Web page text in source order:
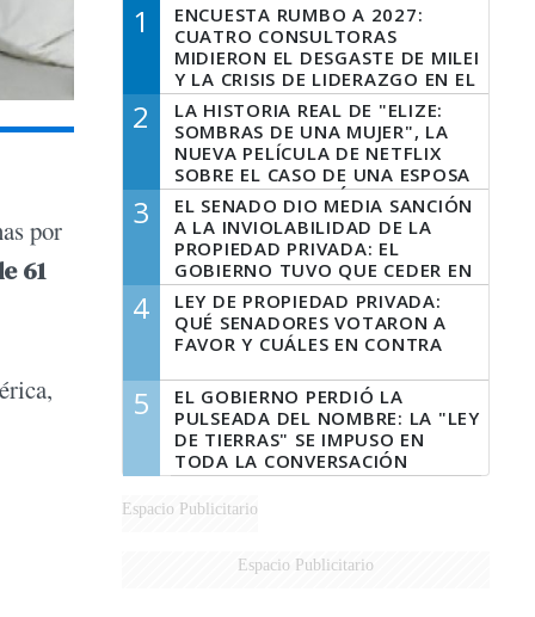
por
61
1
ENCUESTA RUMBO A 2027:
CUATRO CONSULTORAS
MIDIERON EL DESGASTE DE MILEI
Y LA CRISIS DE LIDERAZGO EN EL
PERONISMO
2
LA HISTORIA REAL DE "ELIZE:
SOMBRAS DE UNA MUJER", LA
NUEVA PELÍCULA DE NETFLIX
SOBRE EL CASO DE UNA ESPOSA
QUE DESCUARTIZÓ A SU
MARIDO
3
EL SENADO DIO MEDIA SANCIÓN
A LA INVIOLABILIDAD DE LA
PROPIEDAD PRIVADA: EL
GOBIERNO TUVO QUE CEDER EN
LA LEY DEL MANEJO DEL FUEGO
4
LEY DE PROPIEDAD PRIVADA:
QUÉ SENADORES VOTARON A
FAVOR Y CUÁLES EN CONTRA
5
EL GOBIERNO PERDIÓ LA
PULSEADA DEL NOMBRE: LA "LEY
DE TIERRAS" SE IMPUSO EN
TODA LA CONVERSACIÓN
DIGITAL
Espacio Publicitario
Espacio Publicitario